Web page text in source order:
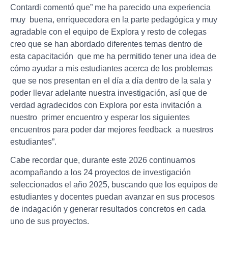
Contardi comentó que” me ha parecido una experiencia
muy buena, enriquecedora en la parte pedagógica y muy
agradable con el equipo de Explora y resto de colegas
creo que se han abordado diferentes temas dentro de
esta capacitación que me ha permitido tener una idea de
cómo ayudar a mis estudiantes acerca de los problemas
que se nos presentan en el día a día dentro de la sala y
poder llevar adelante nuestra investigación, así que de
verdad agradecidos con Explora por esta invitación a
nuestro primer encuentro y esperar los siguientes
encuentros para poder dar mejores feedback a nuestros
estudiantes”.
Cabe recordar que, durante este 2026 continuamos
acompañando a los 24 proyectos de investigación
seleccionados el año 2025, buscando que los equipos de
estudiantes y docentes puedan avanzar en sus procesos
de indagación y generar resultados concretos en cada
uno de sus proyectos.